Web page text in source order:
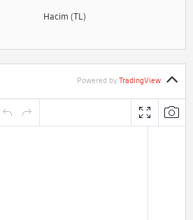
Hacim (TL)
Powered by TradingView